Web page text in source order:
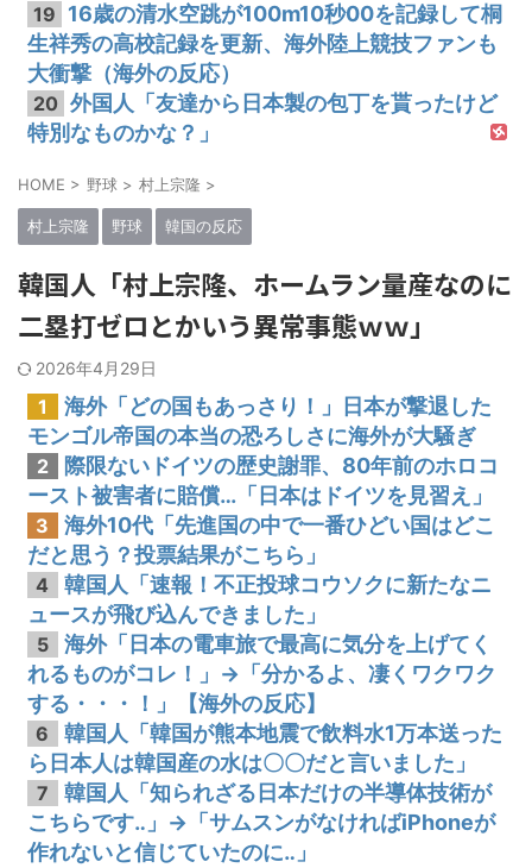
19 16歳の清水空跳が100m10秒00を記録して桐
生祥秀の高校記録を更新、海外陸上競技ファンも
大衝撃（海外の反応）
20 外国人「友達から日本製の包丁を貰ったけど
特別なものかな？」
HOME > 野球 > 村上宗隆 >
村上宗隆 野球 韓国の反応
韓国人「村上宗隆、ホームラン量産なのに
二塁打ゼロとかいう異常事態ｗｗ」
2026年4月29日
1
海外「どの国もあっさり！」日本が撃退した
モンゴル帝国の本当の恐ろしさに海外が大騒ぎ
2
際限ないドイツの歴史謝罪、80年前のホロコ
ースト被害者に賠償…「日本はドイツを見習え」
3
海外10代「先進国の中で一番ひどい国はどこ
だと思う？投票結果がこちら」
4
韓国人「速報！不正投球コウソクに新たなニ
ュースが飛び込んできました」
5
海外「日本の電車旅で最高に気分を上げてく
れるものがコレ！」→「分かるよ、凄くワクワク
する・・・！」【海外の反応】
6
韓国人「韓国が熊本地震で飲料水1万本送った
ら日本人は韓国産の水は〇〇だと言いました」
7
韓国人「知られざる日本だけの半導体技術が
こちらです‥」→「サムスンがなければiPhoneが
作れないと信じていたのに‥」